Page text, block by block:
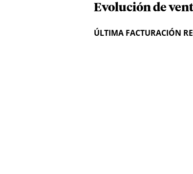
Evolución de
ÚLTIMA FACTURACIÓN